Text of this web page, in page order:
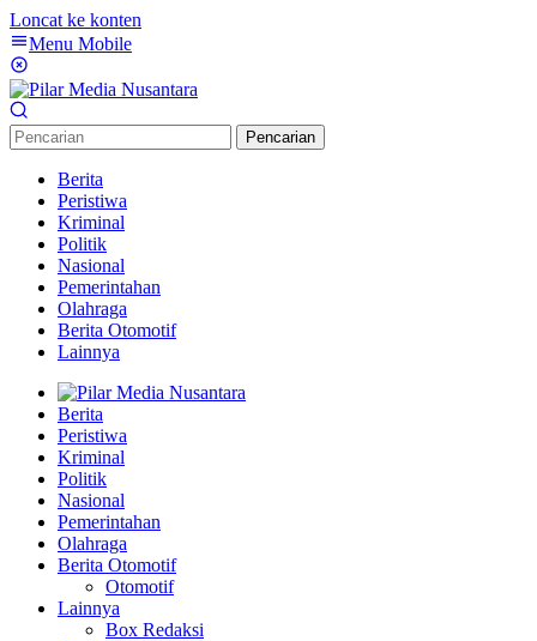
Loncat ke konten
Menu Mobile
Pencarian
Berita
Peristiwa
Kriminal
Politik
Nasional
Pemerintahan
Olahraga
Berita Otomotif
Lainnya
Berita
Peristiwa
Kriminal
Politik
Nasional
Pemerintahan
Olahraga
Berita Otomotif
Otomotif
Lainnya
Box Redaksi